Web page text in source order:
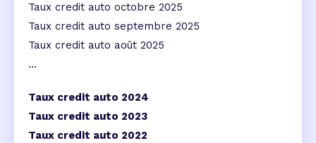
Taux credit auto octobre 2025
Taux credit auto septembre 2025
Taux credit auto août 2025
...
Taux credit auto 2024
Taux credit auto 2023
Taux credit auto 2022